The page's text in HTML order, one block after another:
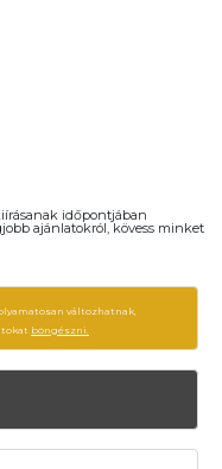
időpontjában
ajánlatokról, kövess minket
változhatnak,
böngészni.